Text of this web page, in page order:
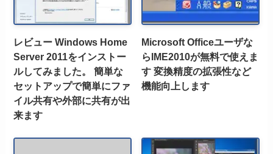
レビュー Windows Home
Server 2011をインストー
ルしてみました。 簡単な
セットアップで簡単にファ
イル共有や外部に共有が出
来ます
Microsoft Officeユーザな
らIME2010が無料で使えま
す 変換精度の拡張性など
機能向上します